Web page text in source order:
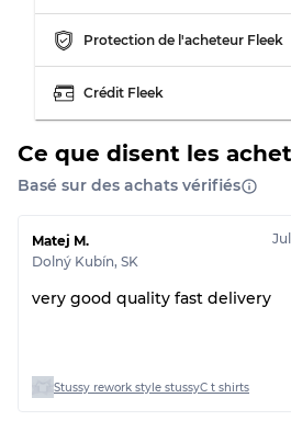
Protection de l'acheteur Fleek
Crédit Fleek
Ce que disent les
Basé sur des achats vérifiés
Matej M.
Dolný Kubín, SK
very good quality fast delivery
Stussy rework style stussyC t shirts